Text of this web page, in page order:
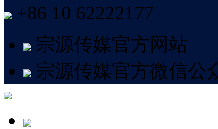
+86 10 62222177
宗源传媒官方网站
宗源传媒官方微信公